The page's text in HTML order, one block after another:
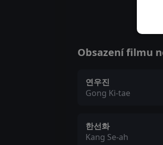
Obsazení filmu
연우진
Gong Ki-tae
한선화
Kang Se-ah